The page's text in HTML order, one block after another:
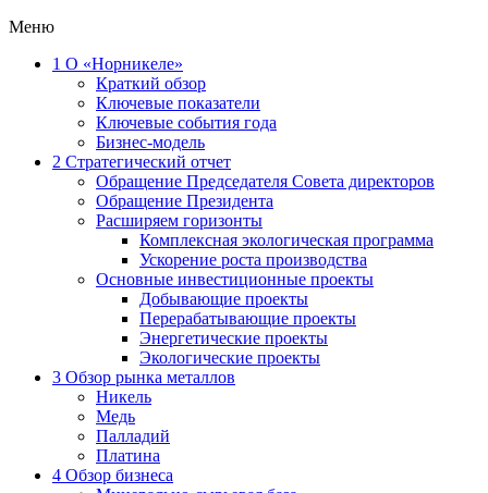
Меню
1 О «Норникеле»
Краткий обзор
Ключевые показатели
Ключевые события года
Бизнес-модель
2 Стратегический отчет
Обращение Председателя Совета директоров
Обращение Президента
Расширяем горизонты
Комплексная экологическая программа
Ускорение роста производства
Основные инвестиционные проекты
Добывающие проекты
Перерабатывающие проекты
Энергетические проекты
Экологические проекты
3 Обзор рынка металлов
Никель
Медь
Палладий
Платина
4 Обзор бизнеса